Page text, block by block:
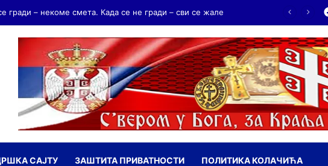
гради – некоме смета. Када се не гради – сви се жале
САЈТУ ЗАШТИТА ПРИВАТНОСТИ ПОЛИТИКА КОЛАЧИЋА